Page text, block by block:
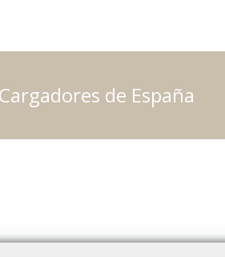
de España